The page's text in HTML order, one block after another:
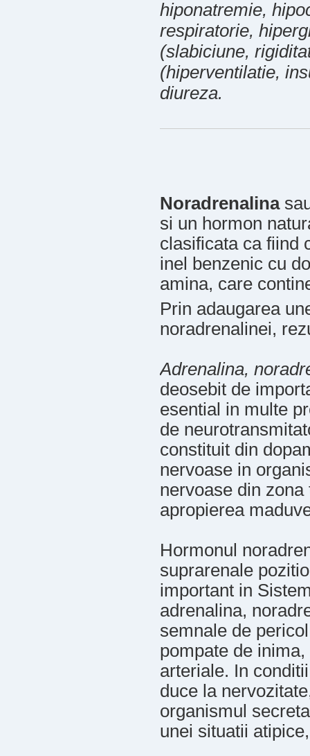
hiponatremie,
respiratorie,
(slabiciune,
(hiperventilatie,
diureza.
Noradrenalina
si un hormon
clasificata ca fiind
inel benzenic cu
amina, care
Prin adaugarea
noradrenalinei,
Adrenalina,
deosebit de
esential in multe
de
constituit din
nervoase in
nervoase din
apropierea
Hormonul
suprarenale
important in
adrenalina,
semnale de
pompate de
arteriale. In
duce la
organismul
unei situatii